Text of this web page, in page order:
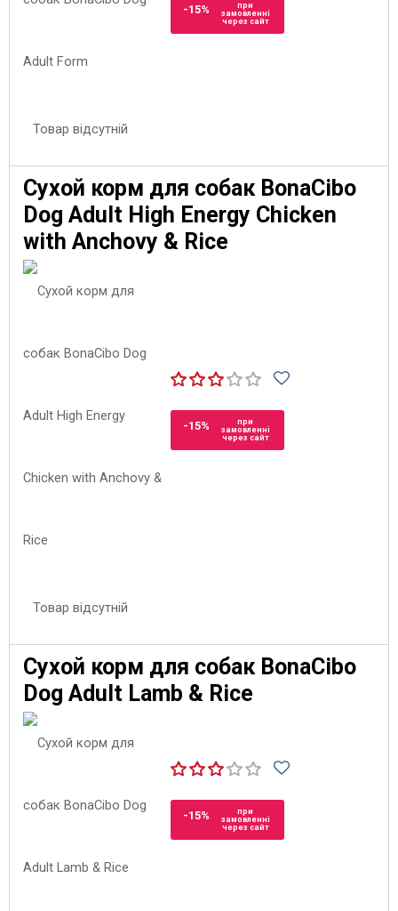
-15%
при
замовленні
через сайт
Товар відсутній
Сухой корм для собак BonaCibo
Dog Adult High Energy Chicken
with Anchovy & Rice
-15%
при
замовленні
через сайт
Товар відсутній
Сухой корм для собак BonaCibo
Dog Adult Lamb & Rice
-15%
при
замовленні
через сайт